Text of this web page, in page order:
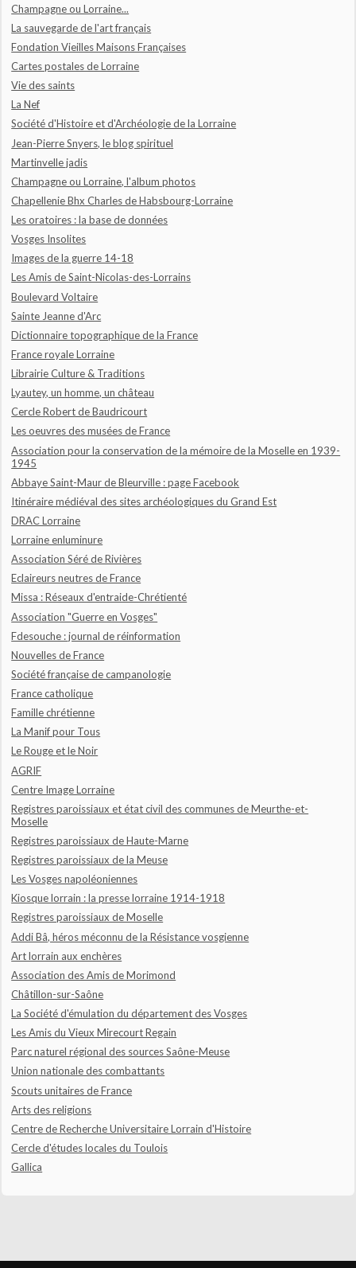
Champagne ou Lorraine...
La sauvegarde de l'art français
Fondation Vieilles Maisons Françaises
Cartes postales de Lorraine
Vie des saints
La Nef
Société d'Histoire et d'Archéologie de la Lorraine
Jean-Pierre Snyers, le blog spirituel
Martinvelle jadis
Champagne ou Lorraine, l'album photos
Chapellenie Bhx Charles de Habsbourg-Lorraine
Les oratoires : la base de données
Vosges Insolites
Images de la guerre 14-18
Les Amis de Saint-Nicolas-des-Lorrains
Boulevard Voltaire
Sainte Jeanne d'Arc
Dictionnaire topographique de la France
France royale Lorraine
Librairie Culture & Traditions
Lyautey, un homme, un château
Cercle Robert de Baudricourt
Les oeuvres des musées de France
Association pour la conservation de la mémoire de la Moselle en 1939-
1945
Abbaye Saint-Maur de Bleurville : page Facebook
Itinéraire médiéval des sites archéologiques du Grand Est
DRAC Lorraine
Lorraine enluminure
Association Séré de Rivières
Eclaireurs neutres de France
Missa : Réseaux d'entraide-Chrétienté
Association "Guerre en Vosges"
Fdesouche : journal de réinformation
Nouvelles de France
Société française de campanologie
France catholique
Famille chrétienne
La Manif pour Tous
Le Rouge et le Noir
AGRIF
Centre Image Lorraine
Registres paroissiaux et état civil des communes de Meurthe-et-
Moselle
Registres paroissiaux de Haute-Marne
Registres paroissiaux de la Meuse
Les Vosges napoléoniennes
Kiosque lorrain : la presse lorraine 1914-1918
Registres paroissiaux de Moselle
Addi Bâ, héros méconnu de la Résistance vosgienne
Art lorrain aux enchères
Association des Amis de Morimond
Châtillon-sur-Saône
La Société d'émulation du département des Vosges
Les Amis du Vieux Mirecourt Regain
Parc naturel régional des sources Saône-Meuse
Union nationale des combattants
Scouts unitaires de France
Arts des religions
Centre de Recherche Universitaire Lorrain d'Histoire
Cercle d'études locales du Toulois
Gallica